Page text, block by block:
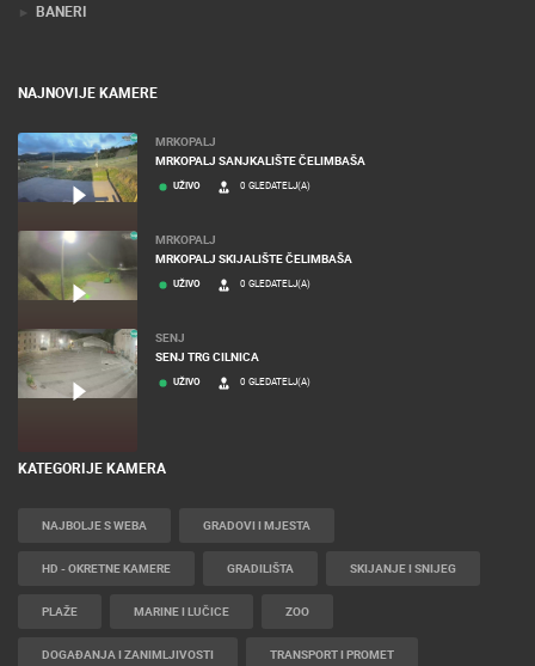
BANERI
NAJNOVIJE KAMERE
MRKOPALJ
MRKOPALJ SANJKALIŠTE ČELIMBAŠA
UŽIVO 0 GLEDATELJ(A)
MRKOPALJ
MRKOPALJ SKIJALIŠTE ČELIMBAŠA
UŽIVO 0 GLEDATELJ(A)
SENJ
SENJ TRG CILNICA
UŽIVO 0 GLEDATELJ(A)
KATEGORIJE KAMERA
NAJBOLJE S WEBA GRADOVI I MJESTA
HD - OKRETNE KAMERE GRADILIŠTA SKIJANJE I SNIJEG
PLAŽE MARINE I LUČICE ZOO
DOGAĐANJA I ZANIMLJIVOSTI TRANSPORT I PROMET